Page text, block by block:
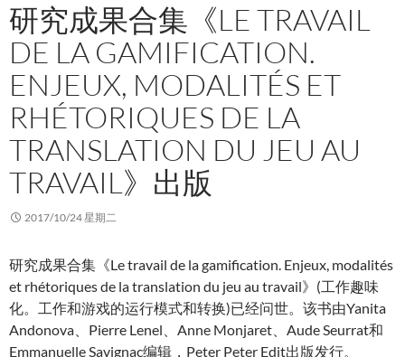
研究成果合集《LE TRAVAIL
DE LA GAMIFICATION.
ENJEUX, MODALITÉS ET
RHÉTORIQUES DE LA
TRANSLATION DU JEU AU
TRAVAIL》出版
2017/10/24 星期二
研究成果合集《Le travail de la gamification. Enjeux, modalités
et rhétoriques de la translation du jeu au travail》(工作趣味
化。工作和游戏的运行模式和转换)已经问世。该书由Yanita
Andonova、Pierre Lenel、Anne Monjaret、Aude Seurrat和
Emmanuelle Savignac编辑，Peter Peter Edit出版发行。